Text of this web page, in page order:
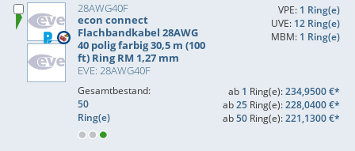
28AWG40F
econ connect
Flachbandkabel 28AWG
40 polig farbig 30,5 m (100
ft) Ring RM 1,27 mm
EVE: 28AWG40F
VPE: 1 Ring(e)
UVE: 12 Ring(e)
MBM: 1 Ring(e)
Gesamtbestand:
50
Ring(e)
ab 1 Ring(e):234,9500 €*
ab25Ring(e):228,0400 €*
ab50Ring(e):221,1300 €*